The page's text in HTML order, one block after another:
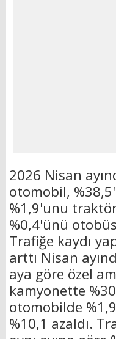
2026 Nisan
otomobil,
%1,9'unu
%0,4'ünü
Trafiğe kaydı
arttı Nisan
aya göre özel
kamyonette
otomobilde
%10,1 azaldı.